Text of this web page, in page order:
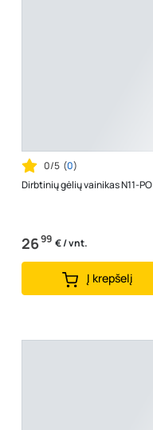
0/5 (0)
Dirbtinių gėlių vainikas N11-PO
2699 € / vnt.
Į krepšelį